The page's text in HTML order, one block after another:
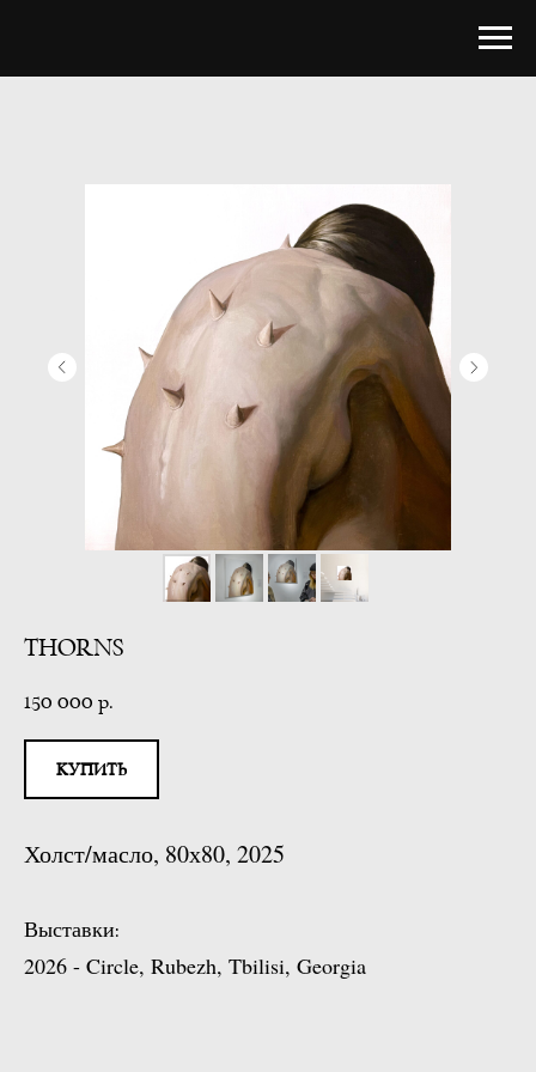
THORNS
150 000 р.
КУПИТЬ
Холст/масло, 80х80, 2025
Выставки:
2026 - Circle, Rubezh, Tbilisi, Georgia